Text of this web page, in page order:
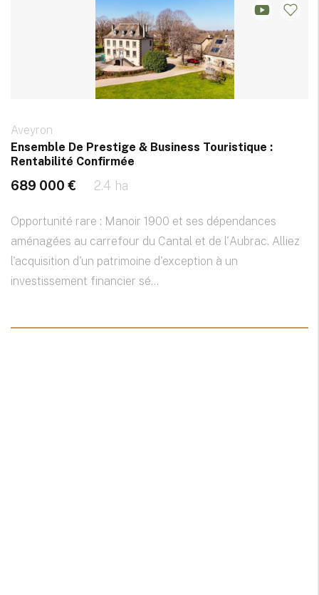
Aveyron
Ensemble De Prestige & Business Touristique :
Rentabilité Confirmée
689 000 € 2.4 ha
Opportunité rare : Manoir 1900 et ses dépendances
aménagées au carrefour du Cantal et de l'Aubrac. Alliez
l'acquisition d'un patrimoine d'exception à un
investissement financier sé...